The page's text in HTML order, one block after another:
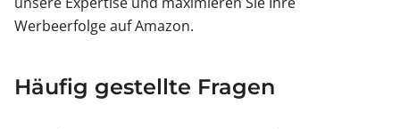
Werbeerfolge auf Amazon.
Häufig gestellte Fragen